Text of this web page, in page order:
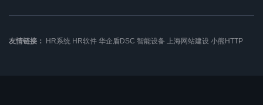
友情链接： HR系统 HR软件 华企盾DSC 智能设备 上海网站建设 小熊HTTP